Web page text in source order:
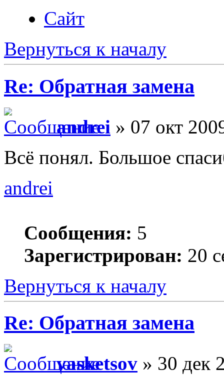
Сайт
Вернуться к началу
Re: Обратная замена
andrei » 07 окт
Всё понял. Большое
andrei
Сообщения: 5
Зарегистрирован: 20
Вернуться к началу
Re: Обратная замена
vasketsov » 30 дек